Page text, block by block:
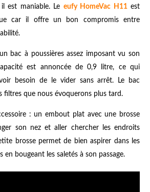
est maniable. Le eufy HomeVac H11est
car il offre un bon compromis entre
bac à poussières assez imposant vu son
est annoncée de 0,9 litre, ce qui
besoin de le vider sans arrêt. Le bac
filtres que nous évoquerons plus tard.
: un embout plat avec une brosse
son nez et aller chercher les endroits
brosse permet de bien aspirer dans les
en bougeant les saletés à son passage.